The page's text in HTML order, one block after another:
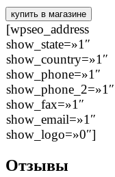
купить в магазине
[wpseo_address
show_state=»1″
show_country=»1″
show_phone=»1″
show_phone_2=»1″
show_fax=»1″
show_email=»1″
show_logo=»0″]
Отзывы